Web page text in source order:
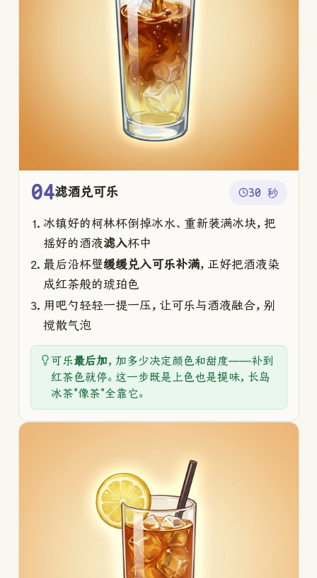
04滤酒兑可乐 30 秒
冰镇好的柯林杯倒掉冰水、重新装满冰块，把
摇好的酒液滤入杯中
最后沿杯壁缓缓兑入可乐补满，正好把酒液染
成红茶般的琥珀色
用吧勺轻轻一提一压，让可乐与酒液融合，别
搅散气泡
可乐最后加，加多少决定颜色和甜度——补到
红茶色就停。这一步既是上色也是提味，长岛
冰茶"像茶"全靠它。